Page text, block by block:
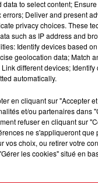
POUR
EN COURS,
éléments, le
data to select content;
errors; Deliver and present
privacy choices. These
such as IP address and
Identify devices based
geolocation data; Match
different devices;
automatically.
en cliquant sur "Accepter
et/ou partenaires dans
refuser en cliquant sur
ne s'appliqueront que
vos choix, ou retirer votre
les cookies" situé en